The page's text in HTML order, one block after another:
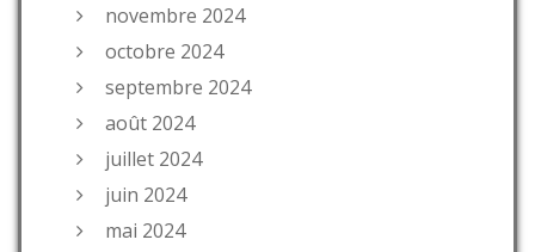
novembre 2024
octobre 2024
septembre 2024
août 2024
juillet 2024
juin 2024
mai 2024